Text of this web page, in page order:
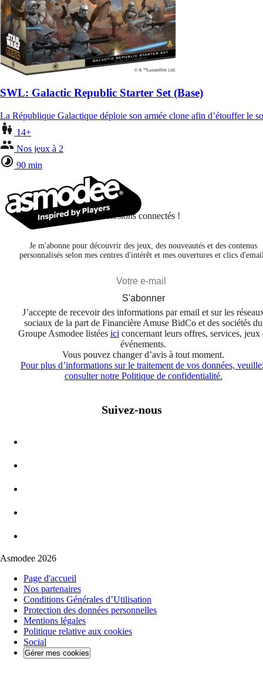
SWL: Galactic Republic Starter Set (Base)
La République Galactique déploie son armée clone afin d’étouffer le
14+
Nos jeux à 2
90 min
Restons connectés !
Je m'abonne pour découvrir des jeux, des nouveautés et des contenus
personnalisés selon mes centres d'intérêt et mes ouvertures et clics
S'abonner
J’accepte de recevoir des informations par email et sur les
sociaux de la part de Financière Amuse BidCo et des sociétés du
Groupe Asmodee listées ici concernant leurs offres, services, jeux
événements.
Vous pouvez changer d’avis à tout moment.
Pour plus d’informations sur le traitement de vos données,
consulter notre Politique de confidentialité.
Suivez-nous
Asmodee 2026
Page d'accueil
Nos partenaires
Conditions Générales d’Utilisation
Protection des données personnelles
Mentions légales
Politique relative aux cookies
Social
Gérer mes cookies